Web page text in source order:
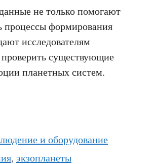
не только помогают
процессы формирования
исследователям
существующие
планетных систем.
и оборудование
, экзопланеты